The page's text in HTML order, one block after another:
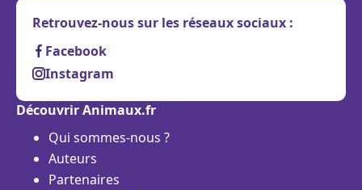
Retrouvez-nous sur les réseaux sociaux :
Facebook
Instagram
Découvrir Animaux.fr
Qui sommes-nous ?
Auteurs
Partenaires